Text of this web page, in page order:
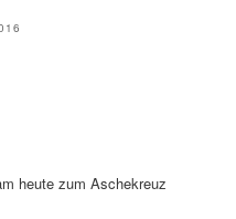
heute zum Aschekreuz